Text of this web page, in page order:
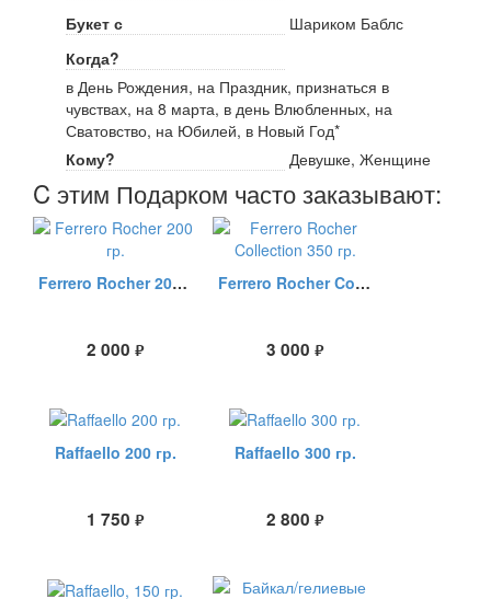
Букет с
Шариком Баблс
Когда?
в День Рождения, на Праздник, признаться в
чувствах, на 8 марта, в день Влюбленных, на
Сватовство, на Юбилей, в Новый Год*
Кому?
Девушке, Женщине
C этим Подарком часто заказывают:
Ferrero Rocher 200 гр.
2 000 руб.
Ferrero Rocher Collection 350 гр.
3 000 руб.
Raffaello 200 гр.
1 750 руб.
Raffaello 300 гр.
2 800 руб.